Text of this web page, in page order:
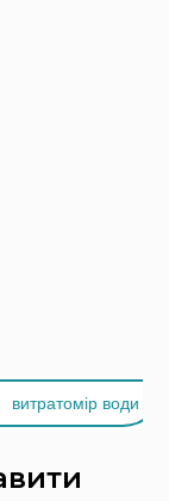
витратомір води